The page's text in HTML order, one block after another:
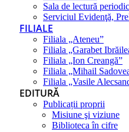
Sala de lectură
Serviciul Evidenţă,
FILIALE
Filiala „Ateneu”
Filiala „Garabet
Filiala „Ion Creangă”
Filiala „Mihail
Filiala „Vasile
EDITURĂ
Publicații proprii
Misiune şi viziune
Biblioteca în cifre